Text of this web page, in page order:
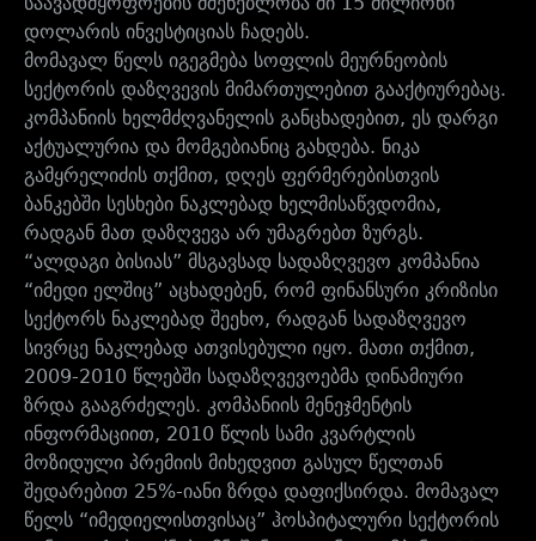
დოლარის ინვესტიციას ჩადებს.
მომავალ წელს იგეგმება სოფლის მეურნეობის
სექტორის დაზღვევის მიმართულებით გააქტიურებაც.
კომპანიის ხელმძღვანელის განცხადებით, ეს დარგი
აქტუალურია და მომგებიანიც გახდება. ნიკა
გამყრელიძის თქმით, დღეს ფერმერებისთვის
ბანკებში სესხები ნაკლებად ხელმისაწვდომია,
რადგან მათ დაზღვევა არ უმაგრებთ ზურგს.
“ალდაგი ბისიას” მსგავსად სადაზღვევო კომპანია
“იმედი ელშიც” აცხადებენ, რომ ფინანსური კრიზისი
სექტორს ნაკლებად შეეხო, რადგან სადაზღვევო
სივრცე ნაკლებად ათვისებული იყო. მათი თქმით,
2009-2010 წლებში სადაზღვევოებმა დინამიური
ზრდა გააგრძელეს. კომპანიის მენეჯმენტის
ინფორმაციით, 2010 წლის სამი კვარტლის
მოზიდული პრემიის მიხედვით გასულ წელთან
შედარებით 25%-იანი ზრდა დაფიქსირდა. მომავალ
წელს “იმედიელისთვისაც” ჰოსპიტალური სექტორის